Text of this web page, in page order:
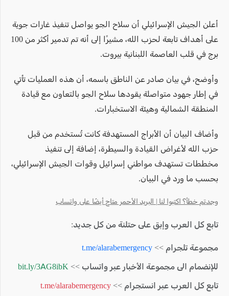
أعلن الجيش الإسرائيلي أن سلاح الجو يواصل تنفيذ غارات جوية
على أهداف تابعة لحزب الله، مشيرًا إلى أنه تم تدمير أكثر من 100
برج في قلب العاصمة اللبنانية بيروت.
وأوضح، في بيان صادر عن الناطق باسمه، أن هذه العمليات تأتي
في إطار جهود متواصلة يقودها سلاح الجو بالتعاون مع قيادة
المنطقة الشمالية وهيئة الاستخبارات.
وأضاف البيان أن الأبراج المستهدفة كانت تُستخدم من قبل
حزب الله لأغراض القيادة والسيطرة، إضافة إلى تنفيذ
مخططات تستهدف مواطني إسرائيل وقوات الجيش الإسرائيلي،
بحسب ما ورد في البيان.
وجدتم خطأ؟ اكتبوا لنا | البريد الأحمر متاح أيضًا على واتساب
تابع كل العرب وإبق على حتلنة من كل جديد:
مجموعة تلجرام >> t.me/alarabemergency
للإنضمام الى مجموعة الأخبار عبر واتساب >> bit.ly/3AG8ibK
تابع كل العرب عبر انستجرام >> t.me/alarabemergency